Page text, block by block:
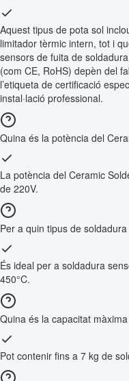
Aquest tipus de pota sol
limitador tèrmic intern, tot i
sensors de fuita de
(com CE, RoHS) depèn del
l’etiqueta de certificació
instal·lació professional.
Quina és la potència del
La potència del Ceramic
de 220V.
Per a quin tipus de
És ideal per a soldadura
450°C.
Quina és la capacitat
Pot contenir fins a 7 kg de